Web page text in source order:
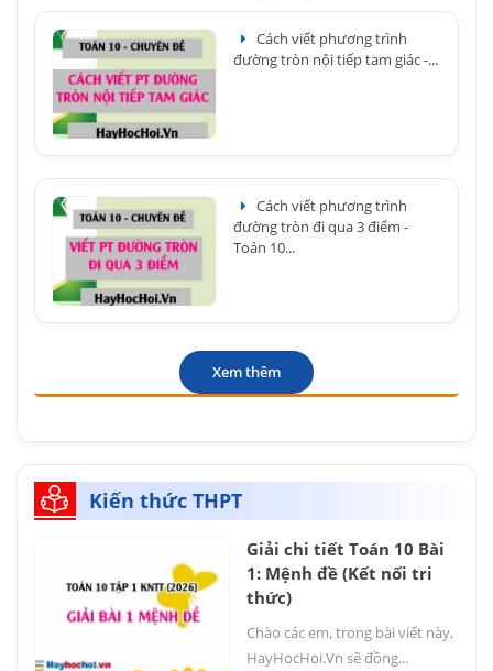
Cách viết phương trình
đường tròn nội tiếp tam giác -...
Cách viết phương trình
đường tròn đi qua 3 điểm -
Toán 10...
Xem thêm
Kiến thức THPT
Giải chi tiết Toán 10 Bài
1: Mệnh đề (Kết nối tri
thức)
Chào các em, trong bài viết này,
HayHocHoi.Vn sẽ đồng...